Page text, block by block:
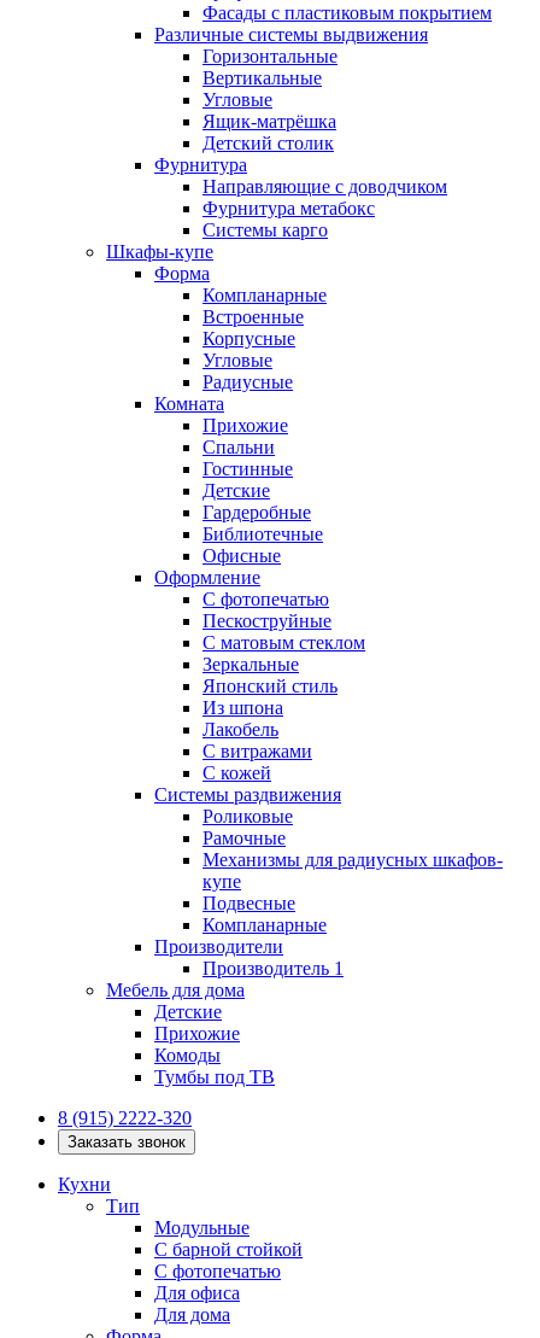
Фасады с пластиковым покрытием
Различные системы выдвижения
Горизонтальные
Вертикальные
Угловые
Ящик-матрёшка
Детский столик
Фурнитура
Направляющие с доводчиком
Фурнитура метабокс
Системы карго
Шкафы-купе
Форма
Компланарные
Встроенные
Корпусные
Угловые
Радиусные
Комната
Прихожие
Спальни
Гостинные
Детские
Гардеробные
Библиотечные
Офисные
Оформление
С фотопечатью
Пескоструйные
С матовым стеклом
Зеркальные
Японский стиль
Из шпона
Лакобель
С витражами
С кожей
Системы раздвижения
Роликовые
Рамочные
Механизмы для радиусных шкафов-
купе
Подвесные
Компланарные
Производители
Производитель 1
Мебель для дома
Детские
Прихожие
Комоды
Тумбы под ТВ
8 (915) 2222-320
Заказать звонок
Кухни
Тип
Модульные
С барной стойкой
С фотопечатью
Для офиса
Для дома